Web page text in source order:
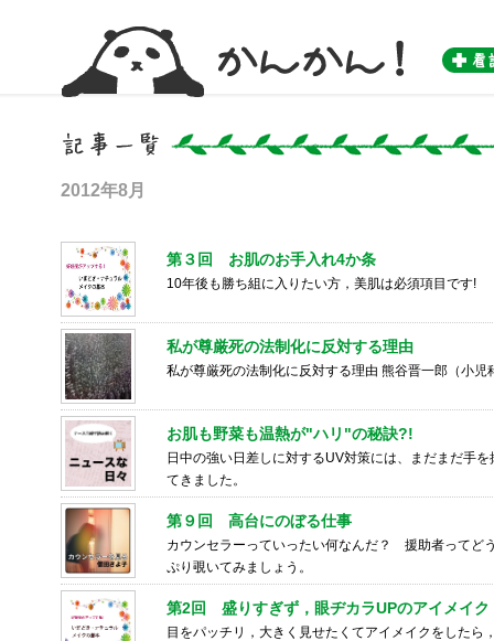
2012年8月
第３回 お肌のお手入れ4か条
10年後も勝ち組に入りたい方，美肌は必須項目です!
私が尊厳死の法制化に反対する理由
私が尊厳死の法制化に反対する理由 熊谷晋一郎（小児
お肌も野菜も温熱が"ハリ"の秘訣?!
日中の強い日差しに対するUV対策には、まだまだ手
てきました。
第９回 高台にのぼる仕事
カウンセラーっていったい何なんだ？ 援助者って
ぷり覗いてみましょう。
第2回 盛りすぎず，眼ヂカラUPのアイメイク
目をパッチリ，大きく見せたくてアイメイクをした